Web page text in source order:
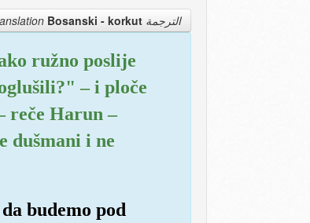
الترجمة Translation Bosanski - korkut
ružno poslije
– i ploče
reče Harun –
dušmani i ne
budemo pod